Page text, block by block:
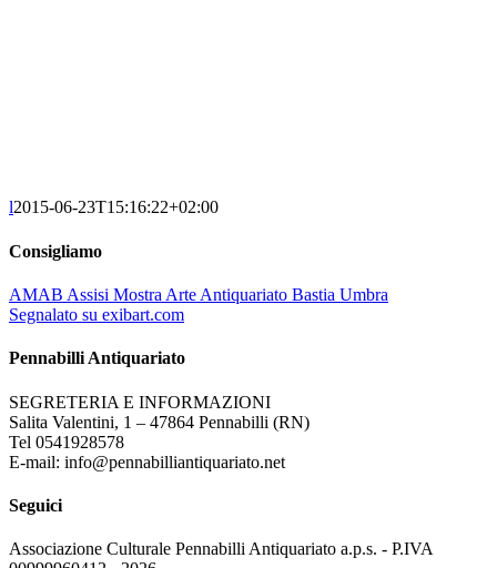
l2015-06-23T15:16:22+02:00
Consigliamo
AMAB Assisi Mostra Arte Antiquariato Bastia Umbra
Segnalato su exibart.com
Pennabilli Antiquariato
SEGRETERIA E INFORMAZIONI
Salita Valentini, 1 – 47864 Pennabilli (RN)
Tel 0541928578
E-mail: info@pennabilliantiquariato.net
Seguici
Associazione Culturale Pennabilli Antiquariato a.p.s. - P.IVA